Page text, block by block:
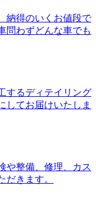
納得のいくお値段で
問わずどんな車でも
するディテイリング
してお届けいたしま
や整備、修理、カス
だきます。